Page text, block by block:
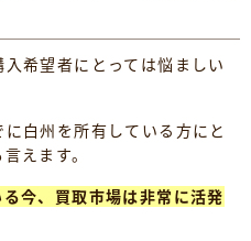
希望者にとっては悩ましい
白州を所有している方にと
えます。
今、買取市場は非常に活発